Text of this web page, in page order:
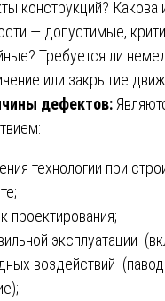
конструкций? Какова
— допустимые,
Требуется ли
или закрытие
дефектов:
технологии при
проектирования;
эксплуатации
воздействий